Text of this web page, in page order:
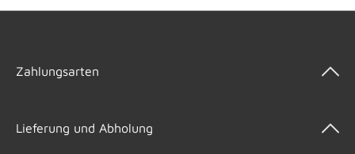
Zahlungsarten
Lieferung und Abholung